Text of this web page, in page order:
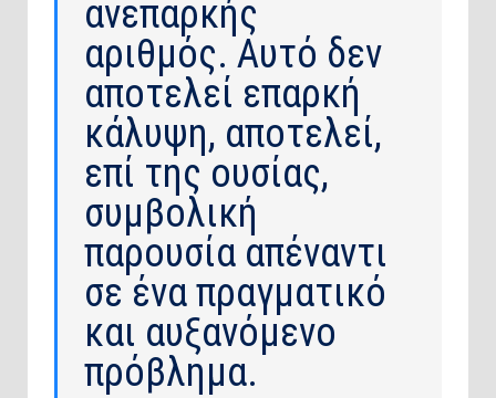
ανεπαρκής
αριθμός. Αυτό δεν
αποτελεί επαρκή
κάλυψη, αποτελεί,
επί της ουσίας,
συμβολική
παρουσία απέναντι
σε ένα πραγματικό
και αυξανόμενο
πρόβλημα.